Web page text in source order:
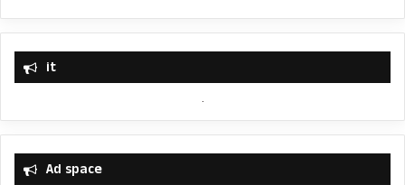
it
Ad space